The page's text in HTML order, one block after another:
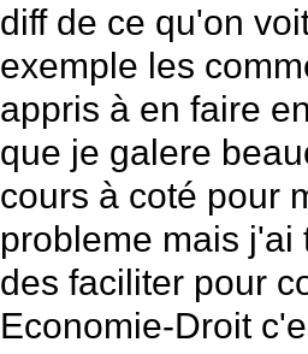
diff de ce qu'on
exemple les
appris à en faire
que je galere
cours à coté pour
probleme mais j'ai
des faciliter pour
Economie-Droit